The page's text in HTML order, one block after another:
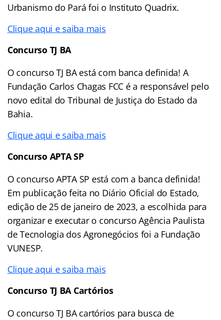
Urbanismo do Pará foi o Instituto Quadrix.
Clique aqui e saiba mais
Concurso TJ BA
O concurso TJ BA está com banca definida! A
Fundação Carlos Chagas FCC é a responsável pelo
novo edital do Tribunal de Justiça do Estado da
Bahia.
Clique aqui e saiba mais
Concurso APTA SP
O concurso APTA SP está com a banca definida!
Em publicação feita no Diário Oficial do Estado,
edição de 25 de janeiro de 2023, a escolhida para
organizar e executar o concurso Agência Paulista
de Tecnologia dos Agronegócios foi a Fundação
VUNESP.
Clique aqui e saiba mais
Concurso TJ BA Cartórios
O concurso TJ BA cartórios para busca de